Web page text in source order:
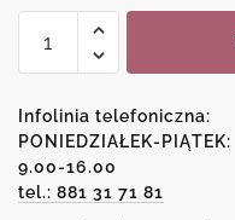
Długowłosa
na
obrazie
Infolinia telefoniczna:
PONIEDZIAŁEK-PIĄTEK:
9.00-16.00
tel.: 881 31 71 81